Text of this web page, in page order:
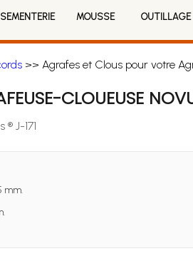
MOUSSE OUTILLAGE
>> Agrafes et Clous pour votre
CLOUEUSE
J-171
mm.